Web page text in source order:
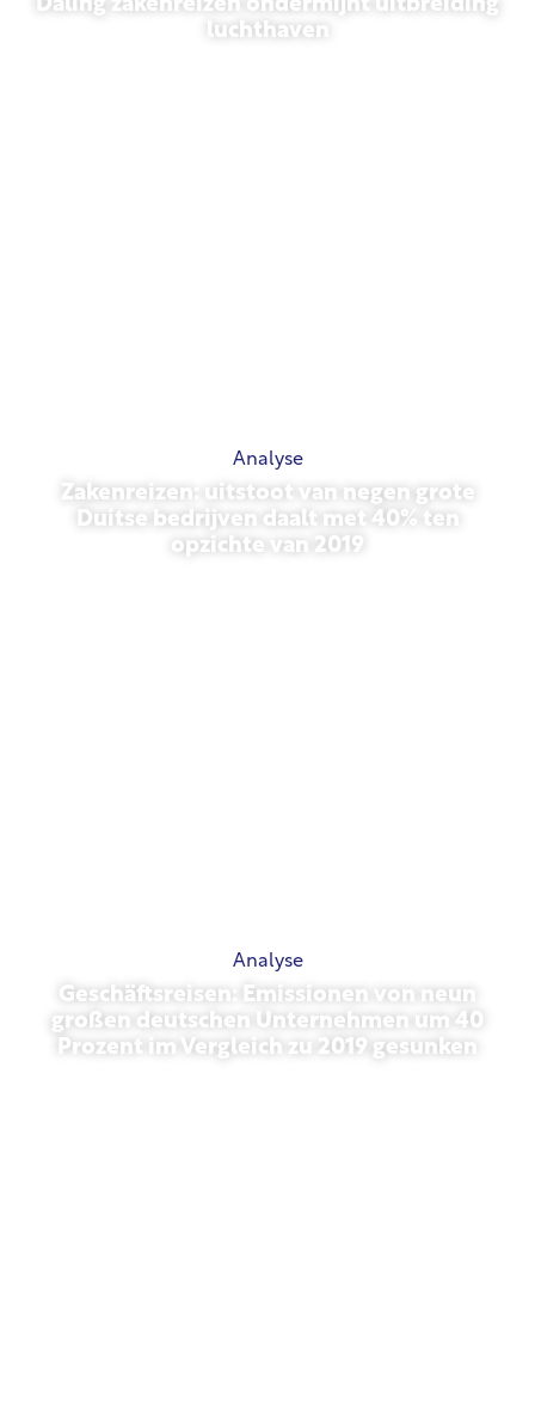
Daling zakenreizen ondermijnt uitbreiding
luchthaven
Analyse
Zakenreizen: uitstoot van negen grote
Duitse bedrijven daalt met 40% ten
opzichte van 2019
Analyse
Geschäftsreisen: Emissionen von neun
großen deutschen Unternehmen um 40
Prozent im Vergleich zu 2019 gesunken